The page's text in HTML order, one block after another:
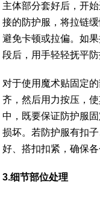
主体部分套好后，开
接的防护服，将拉链
避免卡顿或拉偏。如
段后，用手轻轻抚平
对于使用魔术贴固定
齐，然后用力按压，
中，既要保证防护服
损坏。若防护服有扣
好、搭扣扣紧，确保
3.细节部位处理